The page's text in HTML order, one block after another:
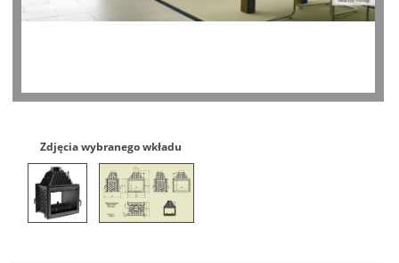
Zdjęcia wybranego wkładu